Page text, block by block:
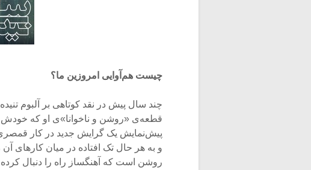
چیست هم‌آوایی امروزین ما؟
چند سال پیش در نقد کوتاهی بر آلبوم
قطعه‌ی «روشن و ناخوانا»ی او که خودش
پیش‌نمایش یک گرایش جدید در کار قمصری
روشن است که آهنگساز راه را دنبال